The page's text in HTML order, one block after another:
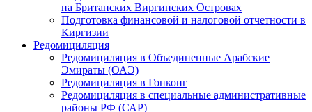
на Британских Виргинских Островах
Подготовка финансовой и налоговой отчетности в
Киргизии
Редомициляция
Редомициляция в Объединенные Арабские
Эмираты (ОАЭ)
Редомициляция в Гонконг
Редомициляция в специальные административные
районы РФ (САР)